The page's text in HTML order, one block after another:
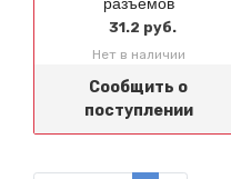
разъемов
31.2 руб.
Нет в наличии
Сообщить о
поступлении